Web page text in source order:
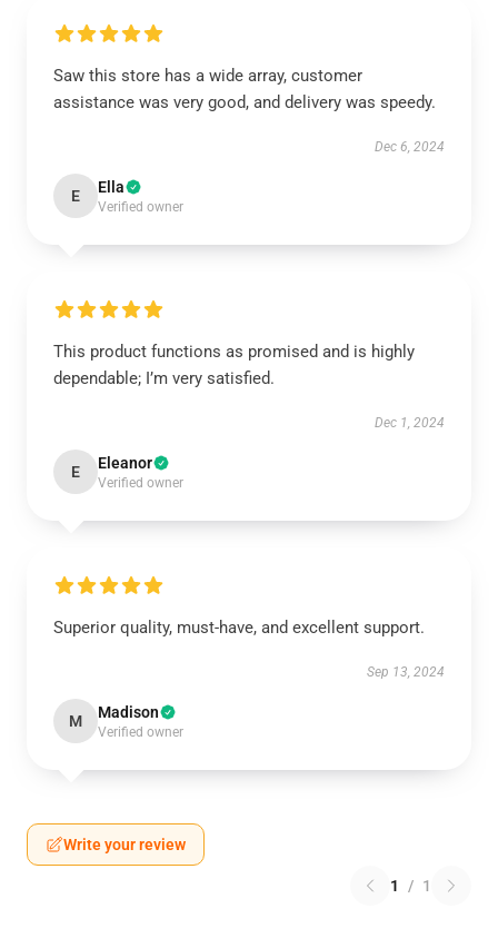
Saw this store has a wide array, customer
assistance was very good, and delivery was speedy.
Dec 6, 2024
E Ella
Verified owner
This product functions as promised and is highly
dependable; I’m very satisfied.
Dec 1, 2024
E Eleanor
Verified owner
Superior quality, must-have, and excellent support.
Sep 13, 2024
M Madison
Verified owner
Write your review
1 / 1